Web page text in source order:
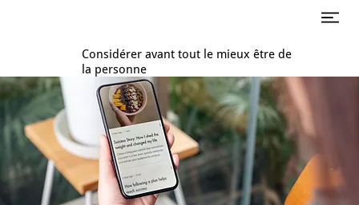
Considérer avant tout le mieux être de
la personne